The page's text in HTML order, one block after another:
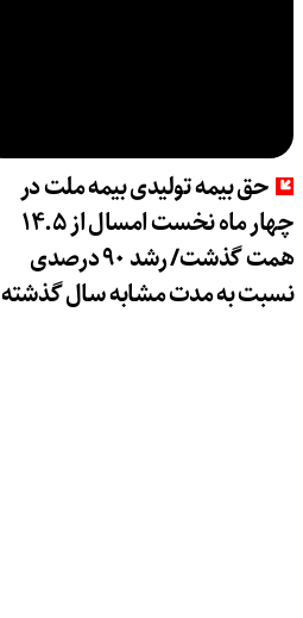
حق بیمه تولیدی بیمه ملت در
چهار ماه نخست امسال از ۱۴.۵
همت گذشت/ رشد ۹۰ درصدی
نسبت به مدت مشابه سال گذشته